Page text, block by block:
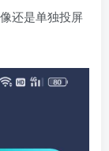
还是单独投屏